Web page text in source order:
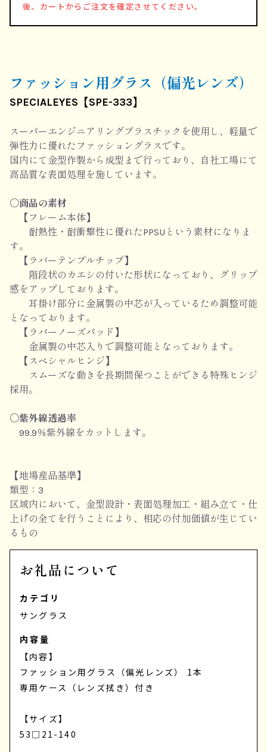
後、カートからご注文を確定させてください。
ファッション用グラス（偏光レンズ）
SPECIALEYES【SPE-333】
スーパーエンジニアリングプラスチックを使用し、軽量で
弾性力に優れたファッショングラスです。
国内にて金型作製から成型まで行っており、自社工場にて
高品質な表面処理を施しています。
〇商品の素材
【フレーム本体】
耐熱性・耐衝撃性に優れたPPSUという素材になりま
す。
【ラバーテンプルチップ】
階段状のカエシの付いた形状になっており、グリップ
感をアップしております。
耳掛け部分に金属製の中芯が入っているため調整可能
となっております。
【ラバーノーズパッド】
金属製の中芯入りで調整可能となっております。
【スペシャルヒンジ】
スムーズな動きを長期間保つことができる特殊ヒンジ
採用。
〇紫外線透過率
99.9％紫外線をカットします。
【地場産品基準】
類型：3
区域内において、金型設計・表面処理加工・組み立て・仕
上げの全てを行うことにより、相応の付加価値が生じてい
るもの
お礼品について
カテゴリ
サングラス
内容量
【内容】
ファッション用グラス（偏光レンズ） 1本
専用ケース（レンズ拭き）付き
【サイズ】
53□21-140